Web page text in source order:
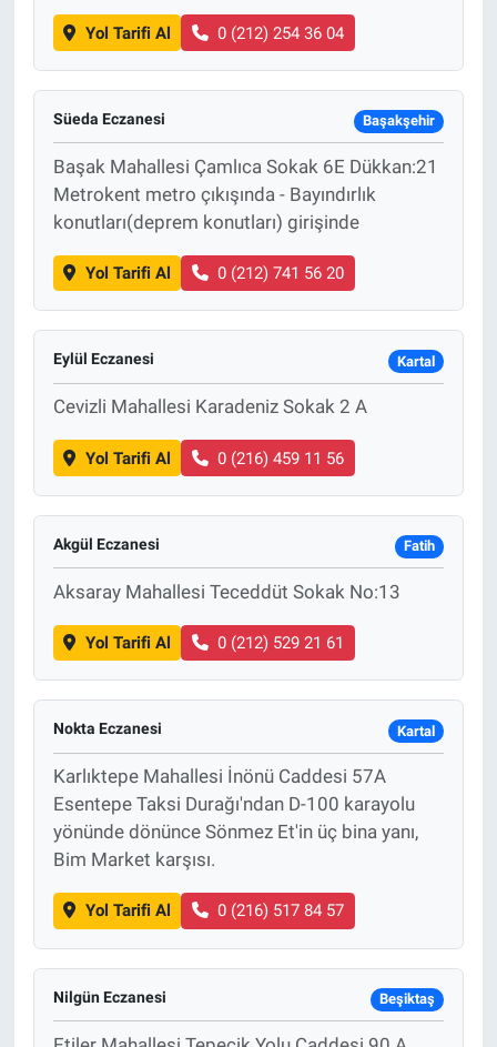
Yol Tarifi Al 0 (212) 254 36 04
Süeda Eczanesi Başakşehir
Başak Mahallesi Çamlıca Sokak 6E Dükkan:21
Metrokent metro çıkışında - Bayındırlık
konutları(deprem konutları) girişinde
Yol Tarifi Al 0 (212) 741 56 20
Eylül Eczanesi Kartal
Cevizli Mahallesi Karadeniz Sokak 2 A
Yol Tarifi Al 0 (216) 459 11 56
Akgül Eczanesi Fatih
Aksaray Mahallesi Teceddüt Sokak No:13
Yol Tarifi Al 0 (212) 529 21 61
Nokta Eczanesi Kartal
Karlıktepe Mahallesi İnönü Caddesi 57A
Esentepe Taksi Durağı'ndan D-100 karayolu
yönünde dönünce Sönmez Et'in üç bina yanı,
Bim Market karşısı.
Yol Tarifi Al 0 (216) 517 84 57
Nilgün Eczanesi Beşiktaş